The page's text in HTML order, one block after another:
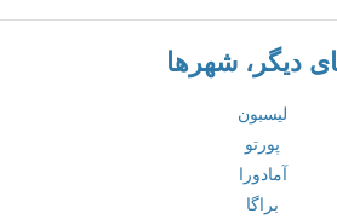
دیگر، شهرها
لیسبون
پورتو
آمادورا
براگا